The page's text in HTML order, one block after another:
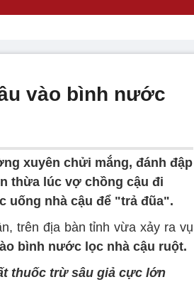
vào bình nước
xuyên chửi mắng, đánh đập
thừa lúc vợ chồng cậu đi
uống nhà cậu để "trả đũa".
trên địa bàn tỉnh vừa xảy ra vụ
bình nước lọc nhà cậu ruột.
thuốc trừ sâu giả cực lớn